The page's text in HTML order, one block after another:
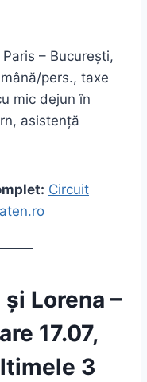
– București,
pers., taxe
mic dejun în
asistență
Circuit
Lorena –
17.07,
3